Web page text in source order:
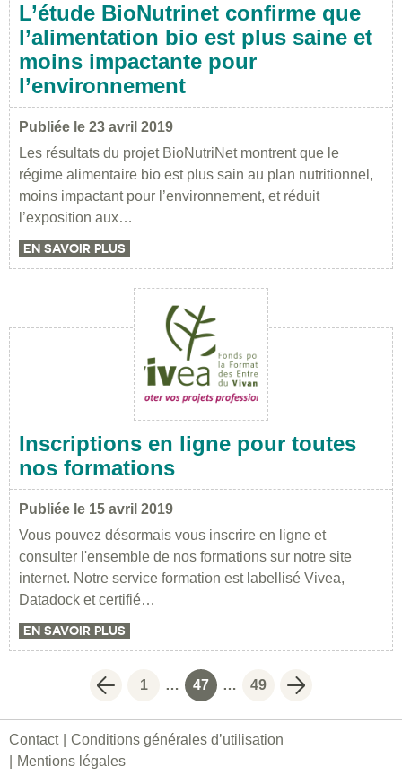
L’étude BioNutrinet confirme que
l’alimentation bio est plus saine et
moins impactante pour
l’environnement
Publiée le 23 avril 2019
Les résultats du projet BioNutriNet montrent que le
régime alimentaire bio est plus sain au plan nutritionnel,
moins impactant pour l’environnement, et réduit
l’exposition aux…
EN SAVOIR PLUS
Inscriptions en ligne pour toutes
nos formations
Publiée le 15 avril 2019
Vous pouvez désormais vous inscrire en ligne et
consulter l'ensemble de nos formations sur notre site
internet. Notre service formation est labellisé Vivea,
Datadock et certifié…
EN SAVOIR PLUS
Page suivante
1 …
Page
47 … 49
Page
Contact
Conditions générales d’utilisation
Mentions légales